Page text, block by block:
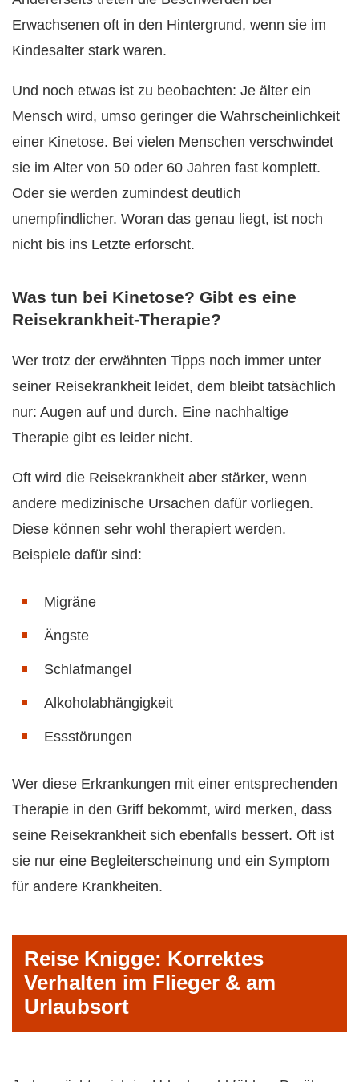
Erwachsenen oft in den Hintergrund, wenn sie im
Kindesalter stark waren.
Und noch etwas ist zu beobachten: Je älter ein
Mensch wird, umso geringer die Wahrscheinlichkeit
einer Kinetose. Bei vielen Menschen verschwindet
sie im Alter von 50 oder 60 Jahren fast komplett.
Oder sie werden zumindest deutlich
unempfindlicher. Woran das genau liegt, ist noch
nicht bis ins Letzte erforscht.
Was tun bei Kinetose? Gibt es eine
Reisekrankheit-Therapie?
Wer trotz der erwähnten Tipps noch immer unter
seiner Reisekrankheit leidet, dem bleibt tatsächlich
nur: Augen auf und durch. Eine nachhaltige
Therapie gibt es leider nicht.
Oft wird die Reisekrankheit aber stärker, wenn
andere medizinische Ursachen dafür vorliegen.
Diese können sehr wohl therapiert werden.
Beispiele dafür sind:
Migräne
Ängste
Schlafmangel
Alkoholabhängigkeit
Essstörungen
Wer diese Erkrankungen mit einer entsprechenden
Therapie in den Griff bekommt, wird merken, dass
seine Reisekrankheit sich ebenfalls bessert. Oft ist
sie nur eine Begleiterscheinung und ein Symptom
für andere Krankheiten.
Reise Knigge: Korrektes
Verhalten im Flieger & am
Urlaubsort